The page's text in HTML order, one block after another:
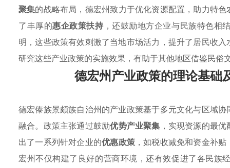
聚集的战略布局，德宏州致力于优化资源配置，助力特
了丰厚的惠企政策扶持 ，还鼓励地方企业与民族特色相
明，这些政策有效刺激了当地市场活力，提升了居民收
研究这些产业政策的实施效果，有助于其他地区借鉴民俗
德宏州产业政策的理论基础
德宏傣族景颇族自治州的产业政策基于多元文化与区域
融合。政策主张通过鼓励优势产业聚集 ，实现资源的最
出了一系列针对企业的优惠政策，如税收减免和资金补
宏州不仅构建了良好的营商环境，还有效促进了各民族